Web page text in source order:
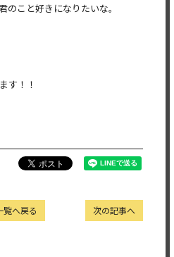
のこと好きになりたいな。
す！！
次の記事へ
覧へ戻る